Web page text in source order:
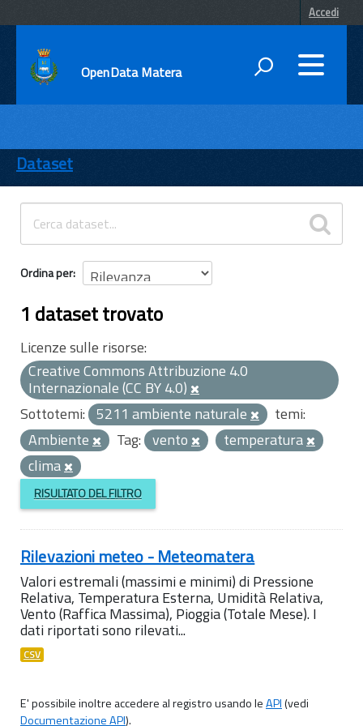
Accedi
OpenData Matera
ENTI
TEMI
INFORMAZIONI
Dataset
Ordina per
1 dataset trovato
Licenze sulle risorse:
Creative Commons Attribuzione 4.0
Internazionale (CC BY 4.0)
Sottotemi: 5211 ambiente naturale
temi:
Ambiente
Tag: vento
temperatura
clima
RISULTATO DEL FILTRO
Rilevazioni meteo - Meteomatera
Valori estremali (massimi e minimi) di Pressione
Relativa, Temperatura Esterna, Umidità Relativa,
Vento (Raffica Massima), Pioggia (Totale Mese). I
dati riportati sono rilevati...
CSV
E' possibile inoltre accedere al registro usando leAPI(vedi
Documentazione API).